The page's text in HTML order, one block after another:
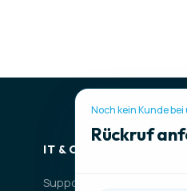
IT & Cybersecurity
Support
Noch kein Kunde bei
Rückruf